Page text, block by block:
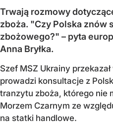
Trwają rozmowy
zboża. "Czy Polska znów
zbożowego?" – pyta
Anna Bryłka.
Szef MSZ Ukrainy
prowadzi konsultacje z
tranzytu zboża, którego nie
Morzem Czarnym ze
na statki handlowe.